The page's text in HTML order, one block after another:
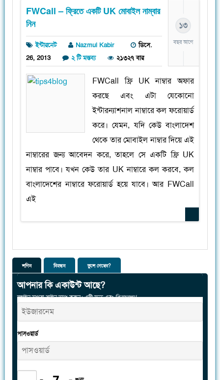
FWCall – ফ্রিতে একটি UK মোবাইল নাম্বার
নিন
ইন্টারনেট Nazmul Kabir
ডিসে.
26, 2013
২ টি মন্তব্য ২১৩২৭ বার
১৩
বছর আগে
FWCall ফ্রি UK নাম্বার অফার
করছে এবং এটা যেকোনো
ইন্টারন্যাশনাল নাম্বারে কল ফরোয়ার্ড
করে। যেমন, যদি কেউ বাংলাদেশ
থেকে তার মোবাইল নাম্বার দিয়ে এই
নাম্বারের জন্য আবেদন করে, তাহলে সে একটি ফ্রি UK
নাম্বার পাবে। যখন কেউ তার UK নাম্বারে কল করবে, কল
বাংলাদেশের নাম্বারে ফরোয়ার্ড হয়ে যাবে। আর FWCall
এই
লগিন নিবন্ধন ভুলে গেছেন?
আপনার কি একাউন্ট আছে?
লগইন অথবা সাইন আপ করুন। এটি দ্রুত এবংবিনামূল্যে!
পাসওয়ার্ড